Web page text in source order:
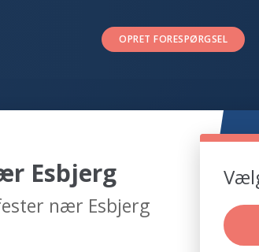
OPRET FORESPØRGSEL
Esbjerg
nær Esbjerg